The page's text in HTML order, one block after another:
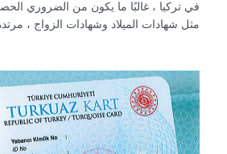
في تركيا ، غالبًا ما يكون من الضروري
مثل شهادات الميلاد وشهادات الزواج ،